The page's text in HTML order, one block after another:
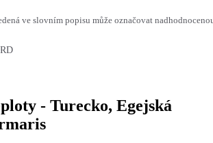
ve slovním popisu může označovat
- Turecko, Egejská